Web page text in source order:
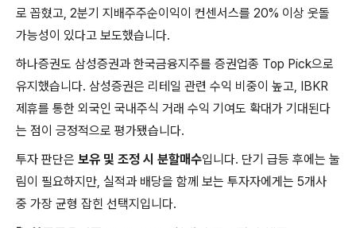
로 꼽혔고, 2분기 지배주주순이익이 컨센서스를 20% 이상 웃돌
가능성이 있다고 보도했습니다.
하나증권도 삼성증권과 한국금융지주를 증권업종 Top Pick으로
유지했습니다. 삼성증권은 리테일 관련 수익 비중이 높고, IBKR
제휴를 통한 외국인 국내주식 거래 수익 기여도 확대가 기대된다
는 점이 긍정적으로 평가됐습니다.
투자 판단은 보유 및 조정 시 분할매수입니다. 단기 급등 후에는 눌
림이 필요하지만, 실적과 배당을 함께 보는 투자자에게는 5개사
중 가장 균형 잡힌 선택지입니다.